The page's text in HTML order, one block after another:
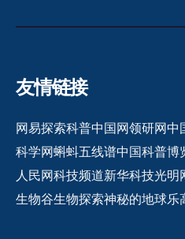
友情链接
网易探索科普中国网领研网中
科学网蝌蚪五线谱中国科普博
人民网科技频道新华科技光明
生物谷生物探索神秘的地球乐